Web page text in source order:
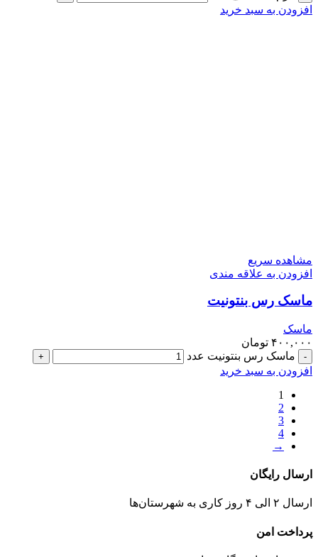
افزودن به سبد خرید
مشاهده سریع
افزودن به علاقه مندی
ماسک رس بنتونیت
ماسک
۴۰۰,۰۰۰ تومان
ماسک رس بنتونیت عدد
افزودن به سبد خرید
1
2
3
4
→
ارسال رایگان
ارسال ۲ الی ۴ روز کاری به شهرستان‌ها
پرداخت امن